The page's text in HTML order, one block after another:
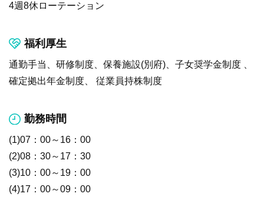
4週8休ローテーション
福利厚生
通勤手当、研修制度、保養施設(別府)、子女奨学金制度 、
確定拠出年金制度、 従業員持株制度
勤務時間
(1)07：00～16：00
(2)08：30～17：30
(3)10：00～19：00
(4)17：00～09：00